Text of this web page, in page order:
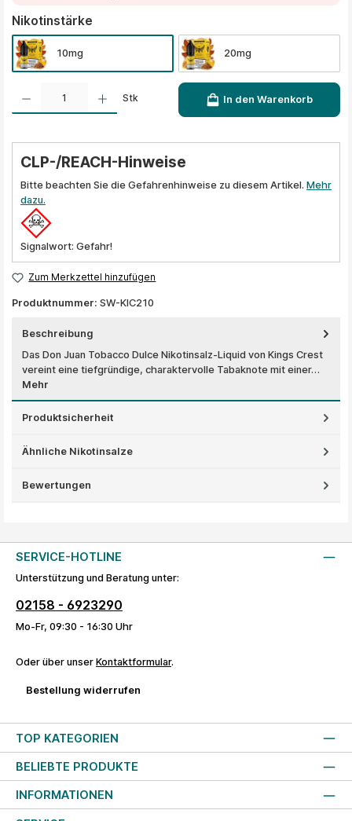
Nikotinstärke
10mg 20mg
Produkt Anzahl: Gib den gewünschten Wert ein oder benutze die Schaltflächen um die
Stk In den Warenkorb
CLP-/REACH-Hinweise
Bitte beachten Sie die Gefahrenhinweise zu diesem Artikel. Mehr
dazu.
Signalwort: Gefahr!
Zum Merkzettel hinzufügen
Produktnummer: SW-KIC210
Beschreibung
Das Don Juan Tobacco Dulce Nikotinsalz-Liquid von Kings Crest
vereint eine tiefgründige, charaktervolle Tabaknote mit einer…
Mehr
Produktsicherheit
Ähnliche Nikotinsalze
Bewertungen
SERVICE-HOTLINE
Unterstützung und Beratung unter:
02158 - 6923290
Mo-Fr, 09:30 - 16:30 Uhr
Oder über unser Kontaktformular.
Bestellung widerrufen
TOP KATEGORIEN
BELIEBTE PRODUKTE
INFORMATIONEN